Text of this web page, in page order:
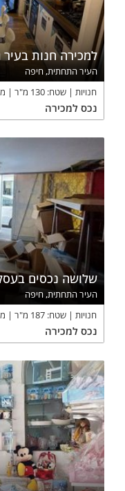
למכירה חנות
העיר התחתית, חיפה
חנויות
שטח: 130 מ"ר
נכס למכירה
שלושה נכסים
העיר התחתית, חיפה
חנויות
שטח: 187 מ"ר
נכס למכירה